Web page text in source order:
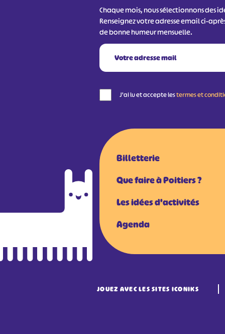
Chaque mois, nous sélectionnons des
Renseignez votre adresse email ci-
de bonne humeur mensuelle.
J'ai lu et accepte lestermes et
Billetterie
Que faire à Poitiers ?
Les idées d'activités
Agenda
JOUEZ AVEC LES SITES ICONIKS